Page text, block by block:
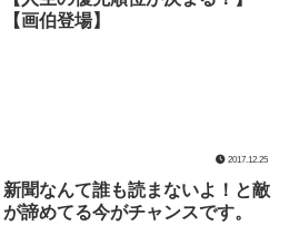
【画伯登場】
2017.12.25
新聞なんて誰も読まないよ！と敵
が諦めてる今がチャンスです。